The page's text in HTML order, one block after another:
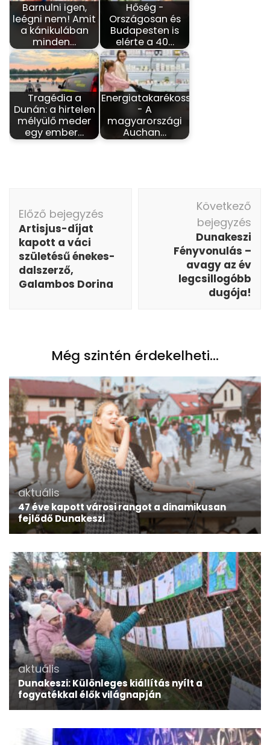
Barnulni igen,
leégni nem! Amit
a kánikulában
minden…
Hőség -
Országosan és
Budapesten is
elérte a 40…
Tragédia a
Dunán: a hirtelen
mélyülő meder
egy ember…
Energiatakarékosság
- A
magyarországi
Auchan…
navigáció
Előző bejegyzés
Artisjus-díjat
kapott a váci
születésű énekes-
dalszerző,
Galambos Dorina
Következő
bejegyzés
Dunakeszi
Fényvonulás –
avagy az év
legcsillogóbb
dugója!
Még szintén érdekelheti...
aktuális
47 éve kapott városi rangot a dinamikusan
fejlődő Dunakeszi
aktuális
Dunakeszi: Különleges kiállítás nyílt a
fogyatékkal élők világnapján